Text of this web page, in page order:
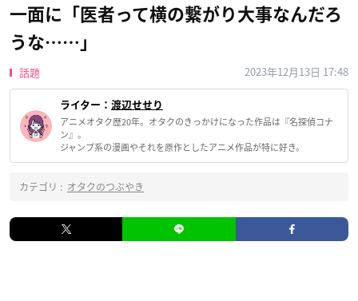
一面に「医者って横の繋がり大事なんだろ
うな……」
話題 2023年12月13日 17:48
ライター： 渡辺せせり
アニメオタク歴20年。オタクのきっかけになった作品は『名探偵コナ
ン』。
ジャンプ系の漫画やそれを原作としたアニメ作品が特に好き。
カテゴリ : オタクのつぶやき